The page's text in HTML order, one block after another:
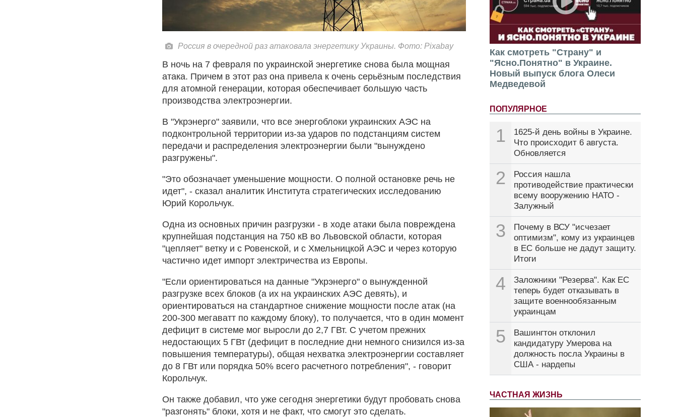
Как смотреть "Страну" и
"Ясно.Понятно" в Украине.
Новый выпуск блога Олеси
Медведевой
ПОПУЛЯРНОЕ
1
1625-й день войны в Украине.
Что происходит 6 августа.
Обновляется
2
Россия нашла
противодействие практически
всему вооружению НАТО -
Залужный
3
Почему в ВСУ "исчезает
оптимизм", кому из украинцев
в ЕС больше не дадут защиту.
Итоги
4
Заложники "Резерва". Как ЕС
теперь будет отказывать в
защите военнообязанным
украинцам
5
Вашингтон отклонил
кандидатуру Умерова на
должность посла Украины в
США - нардепы
ЧАСТНАЯ ЖИЗНЬ
Россия в очередной раз атаковала энергетику Украины. Фото: Pixabay
В ночь на 7 февраля по украинской энергетике снова была мощная
атака. Причем в этот раз она привела к очень серьёзным последствия
для атомной генерации, которая обеспечивает большую часть
производства электроэнергии.
В "Укрэнерго" заявили, что все энергоблоки украинских АЭС на
подконтрольной территории из-за ударов по подстанциям систем
передачи и распределения электроэнергии были "вынуждено
разгружены".
"Это обозначает уменьшение мощности. О полной остановке речь не
идет", - сказал аналитик Института стратегических исследованию
Юрий Корольчук.
Одна из основных причин разгрузки - в ходе атаки была повреждена
крупнейшая подстанция на 750 кВ во Львовской области, которая
"цепляет" ветку и с Ровенской, и с Хмельницкой АЭС и через которую
частично идет импорт электричества из Европы.
"Если ориентироваться на данные "Укрэнерго" о вынужденной
разгрузке всех блоков (а их на украинских АЭС девять), и
ориентироваться на стандартное снижение мощности после атак (на
200-300 мегаватт по каждому блоку), то получается, что в один момент
дефицит в системе мог выросли до 2,7 ГВт. С учетом прежних
недостающих 5 ГВт (дефицит в последние дни немного снизился из-за
повышения температуры), общая нехватка электроэнергии составляет
до 8 ГВт или порядка 50% всего расчетного потребления", - говорит
Корольчук.
Он также добавил, что уже сегодня энергетики будут пробовать снова
"разгонять" блоки, хотя и не факт, что смогут это сделать.